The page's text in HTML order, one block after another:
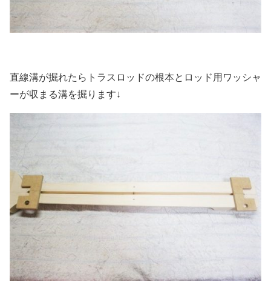
直線溝が掘れたらトラスロッドの根本とロッド用ワッシャ
ーが収まる溝を掘ります↓